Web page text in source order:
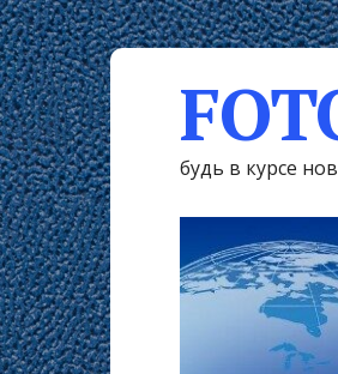
будь в курсе